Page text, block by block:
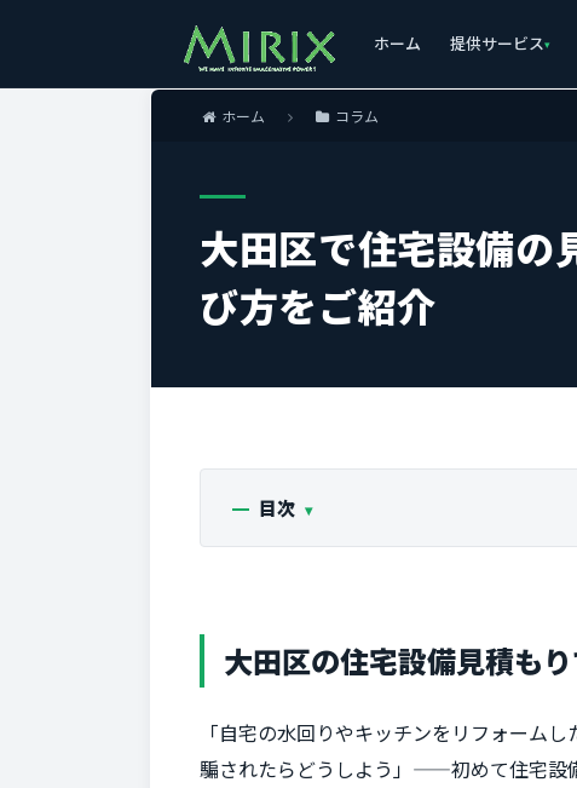
ホーム 提供サービス
ホーム コラム
大田区で住宅設備の
び方をご紹介
目次
大田区の住宅設備見積も
「自宅の水回りやキッチンをリフォーム
騙されたらどうしよう」——初めて住宅設